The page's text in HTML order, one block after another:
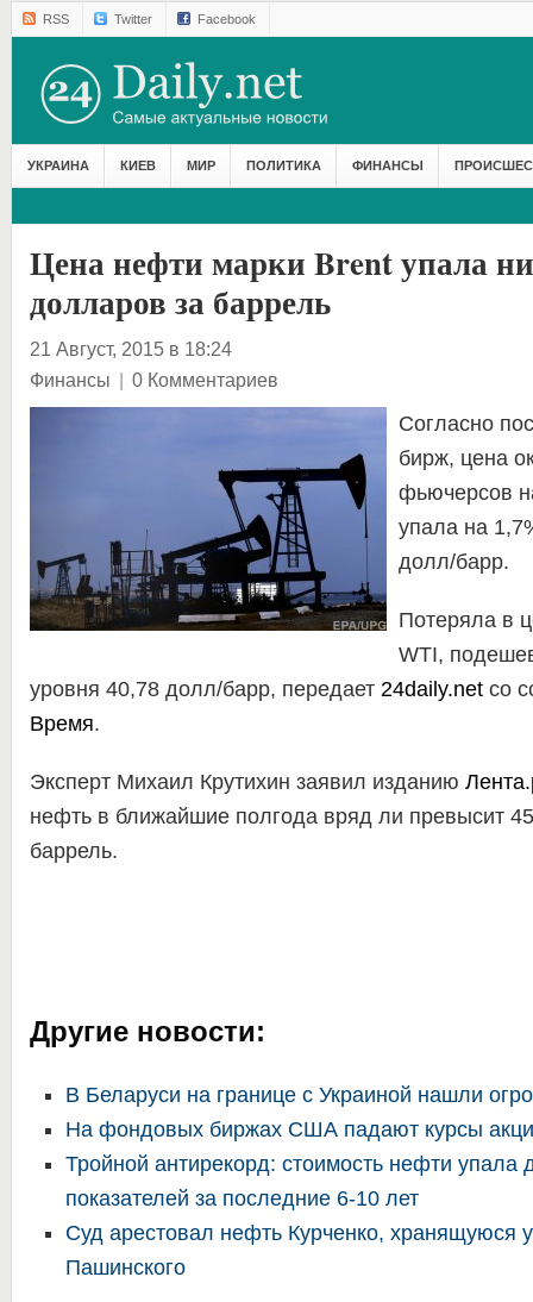
RSS Twitter Facebook
УКРАИНА КИЕВ МИР ПОЛИТИКА ФИНАНСЫ
Цена нефти марки Brent упала
долларов за баррель
21 Август, 2015 в 18:24
Финансы | 0 Комментариев
Согласно
бирж, цена
фьючерсов
упала на
долл/барр.
Потеряла в
WTI,
уровня 40,78 долл/барр, передает 24daily.netсо
Время.
Эксперт Михаил Крутихин заявил изданию
нефть в ближайшие полгода вряд ли превысит
баррель.
Другие новости:
В Беларуси на границе с Украиной нашли
На фондовых биржах США падают курсы
Тройной антирекорд: стоимость нефти упала
показателей за последние 6-10 лет
Суд арестовал нефть Курченко, хранящуюся
Пашинского